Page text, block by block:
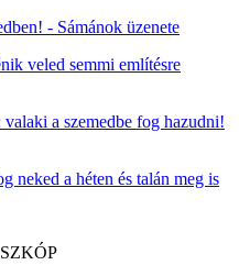
- Sámánok üzenete
veled semmi említésre
valaki a szemedbe fog hazudni!
neked a héten és talán meg is